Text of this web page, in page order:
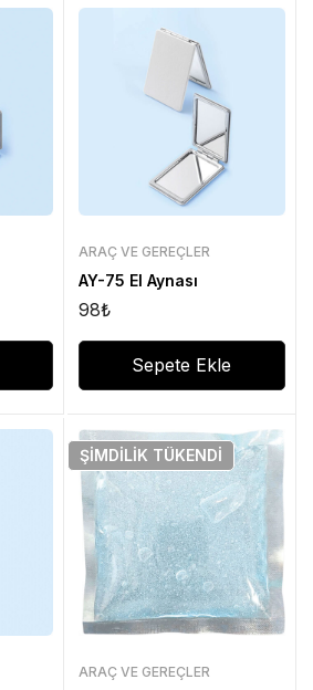
ARAÇ VE GEREÇLER
AY-75 El Aynası
98₺
Sepete Ekle
ŞIMDILIK TÜKENDI
ARAÇ VE GEREÇLER